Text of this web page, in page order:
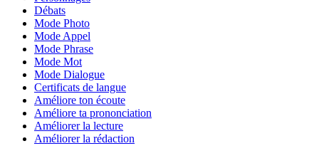
Débats
Mode Photo
Mode Appel
Mode Phrase
Mode Mot
Mode Dialogue
Certificats de langue
Améliore ton écoute
Améliore ta prononciation
Améliorer la lecture
Améliorer la rédaction